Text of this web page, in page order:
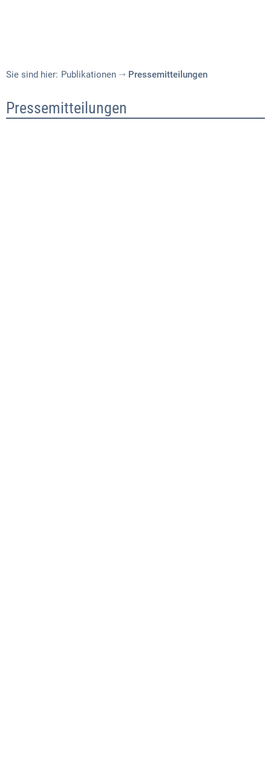
Sie sind hier: Publikationen Pressemitteilungen
Pressemitteilungen
Pressemitteilungen